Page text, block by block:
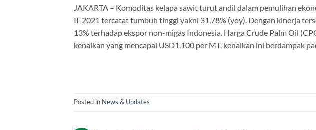
JAKARTA – Komoditas kelapa sawit turut andil dalam pemulihan
II-2021 tercatat tumbuh tinggi yakni 31,78% (yoy). Dengan kinerja
13% terhadap ekspor non-migas Indonesia. Harga Crude Palm Oil
kenaikan yang mencapai USD1.100 per MT, kenaikan ini berdampak
Posted in News & Updates